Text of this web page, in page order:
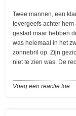
Twee mannen, een
tevergeefs achter
gestart maar hebben
was helemaal in het
zonnebril op. Zijn
niet te zien was. De
Voeg een reactie toe